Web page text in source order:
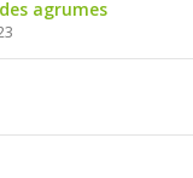
agrumes